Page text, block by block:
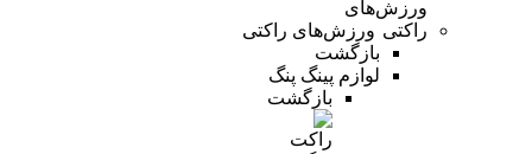
ورزش‌های راکتی
بازگشت
لوازم پینگ پنگ
بازگشت